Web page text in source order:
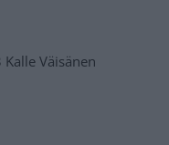
Väisänen